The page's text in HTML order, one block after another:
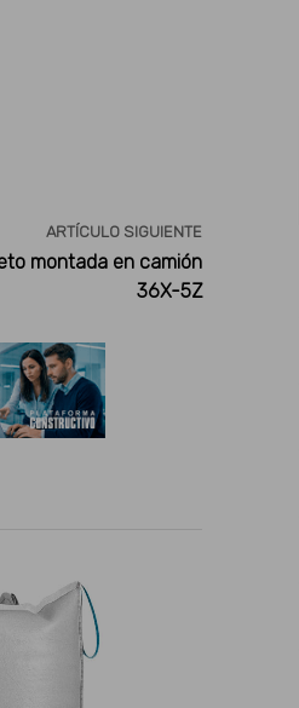
ARTÍCULO SIGUIENTE
montada en camión
36X-5Z